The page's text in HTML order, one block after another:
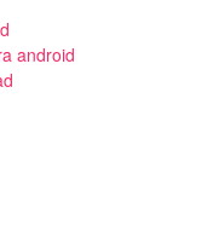
android